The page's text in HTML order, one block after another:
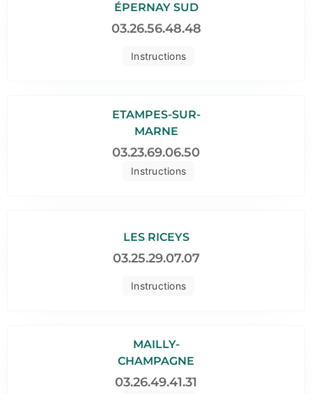
Instructions
ÉPERNAY SUD
03.26.56.48.48
Instructions
ETAMPES-SUR-
MARNE
03.23.69.06.50
Instructions
LES RICEYS
03.25.29.07.07
MAILLY-
CHAMPAGNE
03.26.49.41.31